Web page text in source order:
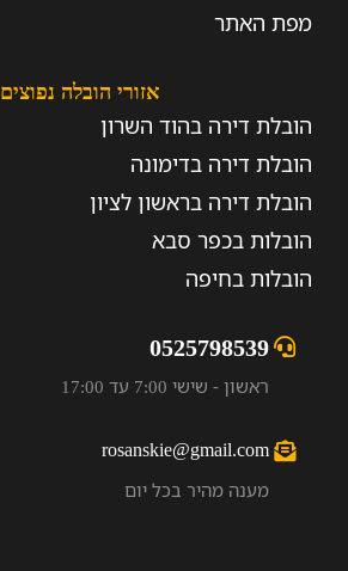
מפת האתר
אזורי הובלה נפוצים
הובלת דירה בהוד השרון
הובלת דירה בדימונה
הובלת דירה בראשון לציון
הובלות בכפר סבא
הובלות בחיפה
0525798539
ראשון - שישי 7:00 עד 17:00
rosanskie@gmail.com
מענה מהיר בכל יום